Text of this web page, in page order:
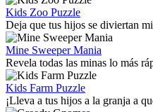
Kids Zoo Puzzle
Deja que tus hijos se diviertan
Mine Sweeper Mania
Revela todas las minas lo más
Kids Farm Puzzle
¡Lleva a tus hijos a la granja a